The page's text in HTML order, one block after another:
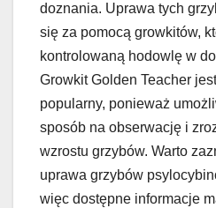
doznania. Uprawa tych
się za pomocą growkitów,
kontrolowaną hodowlę w
Growkit Golden Teacher
popularny, ponieważ
sposób na obserwację i
wzrostu grzybów. Warto
uprawa grzybów
więc dostępne informacje